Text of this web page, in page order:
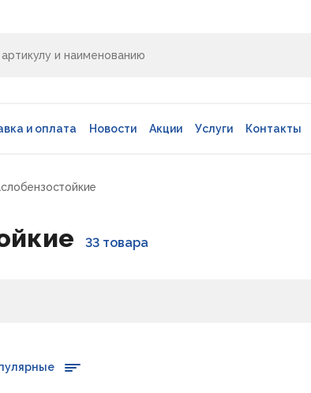
и оплата Новости Акции Услуги Контакты
33 товара